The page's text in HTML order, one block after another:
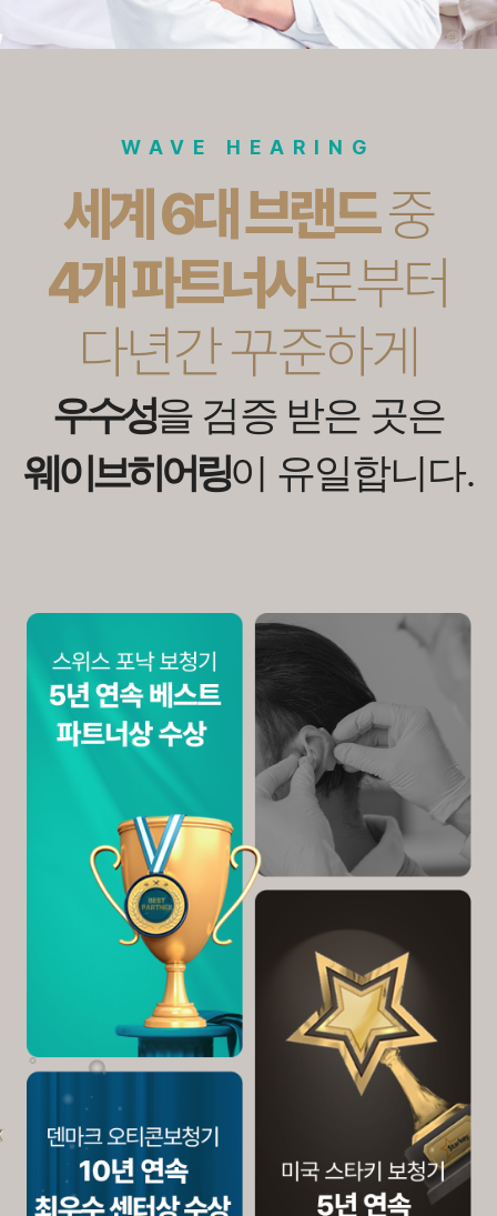
WAVE HEARING
세계 6대 브랜드중
4개 파트너사로부터
다년간 꾸준하게
우수성을 검증 받은 곳은
웨이브히어링이 유일합니다.